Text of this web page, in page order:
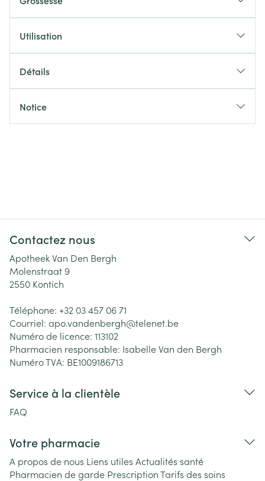
Utilisation
Détails
Notice
Contactez nous
Apotheek Van Den Bergh
Molenstraat 9
2550 Kontich
Téléphone: +32 03 457 06 71
Courriel: apo.vandenbergh@telenet.be
Numéro de licence: 113102
Pharmacien responsable: Isabelle Van den Bergh
Numéro TVA: BE1009186713
Service à la clientèle
FAQ
Votre pharmacie
A propos de nous Liens utiles Actualités santé
Pharmacien de garde PrescriptionTarifs des soins